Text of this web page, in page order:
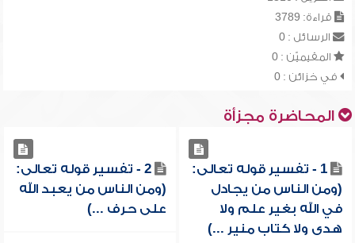
قراءة: 3789
الرسائل : 0
المقيميّن : 0
في خزائن : 0
المحاضرة مجزأة
1 - تفسير قوله تعالى:
(ومن الناس من يجادل
في الله بغير علم ولا
هدى ولا كتاب منير ...)
2 - تفسير قوله تعالى:
(ومن الناس من يعبد الله
على حرف ...)